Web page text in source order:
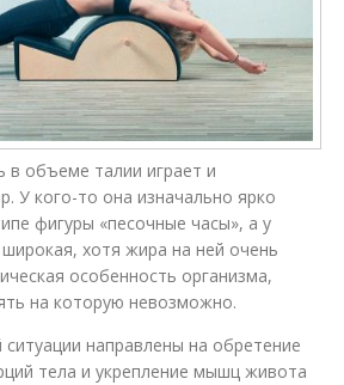
объеме талии играет и
У кого-то она изначально ярко
фигуры «песочные часы», а у
хотя жира на ней очень
особенность организма,
на которую невозможно.
направлены на обретение
тела и укрепление мышц живота